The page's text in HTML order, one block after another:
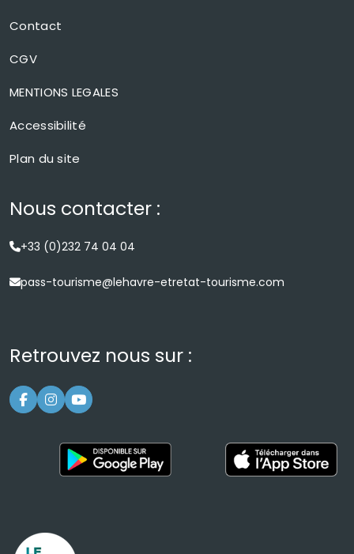
Contact
CGV
MENTIONS LEGALES
Accessibilité
Plan du site
Nous contacter :
+33 (0)232 74 04 04
pass-tourisme@lehavre-etretat-tourisme.com
Retrouvez nous sur :